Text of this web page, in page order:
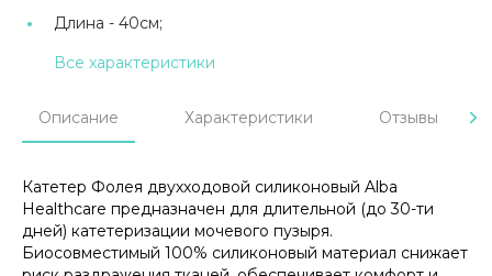
Длина - 40см;
Все характеристики
Описание Характеристики Отзывы
Катетер Фолея двухходовой силиконовый Alba
Healthcare предназначен для длительной (до 30-ти
дней) катетеризации мочевого пузыря.
Биосовместимый 100% силиконовый материал снижает